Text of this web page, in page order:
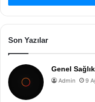
Son Yazılar
Genel
Admin 9